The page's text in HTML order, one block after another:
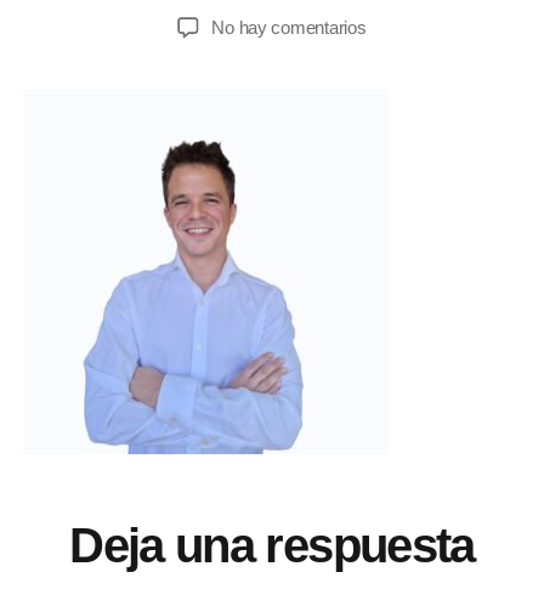
No hay comentarios
Deja una respuesta